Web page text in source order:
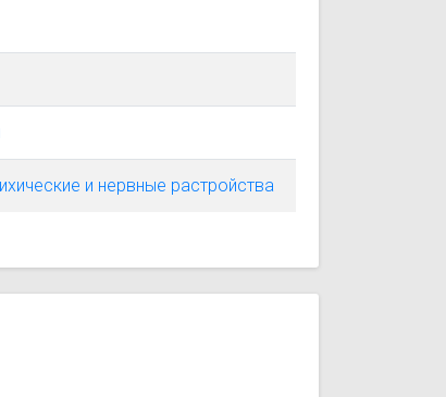
при различных
(возбуждение, бред) или
вспомогательной терапии
умственного развития, в
и нервные растройства